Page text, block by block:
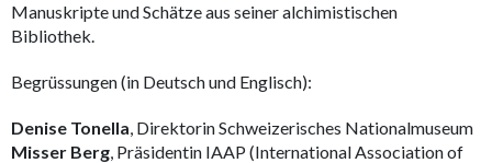
Manuskripte und Schätze aus seiner alchimistischen
Bibliothek.
Begrüssungen (in Deutsch und Englisch):
Denise Tonella, Direktorin Schweizerisches Nationalmuseum
Misser Berg, Präsidentin IAAP (International Association of